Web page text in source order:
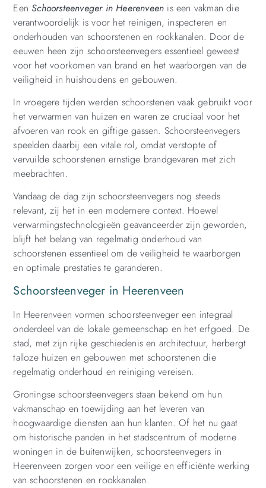
EenSchoorsteenveger in Heerenveen is een vakman die
verantwoordelijk is voor het reinigen, inspecteren en
onderhouden van schoorstenen en rookkanalen. Door de
eeuwen heen zijn schoorsteenvegers essentieel geweest
voor het voorkomen van brand en het waarborgen van de
veiligheid in huishoudens en gebouwen.
In vroegere tijden werden schoorstenen vaak gebruikt voor
het verwarmen van huizen en waren ze cruciaal voor het
afvoeren van rook en giftige gassen. Schoorsteenvegers
speelden daarbij een vitale rol, omdat verstopte of
vervuilde schoorstenen ernstige brandgevaren met zich
meebrachten.
Vandaag de dag zijn schoorsteenvegers nog steeds
relevant, zij het in een modernere context. Hoewel
verwarmingstechnologieën geavanceerder zijn geworden,
blijft het belang van regelmatig onderhoud van
schoorstenen essentieel om de veiligheid te waarborgen
en optimale prestaties te garanderen.
Schoorsteenveger in Heerenveen
In Heerenveen vormen schoorsteenveger een integraal
onderdeel van de lokale gemeenschap en het erfgoed. De
stad, met zijn rijke geschiedenis en architectuur, herbergt
talloze huizen en gebouwen met schoorstenen die
regelmatig onderhoud en reiniging vereisen.
Groningse schoorsteenvegers staan bekend om hun
vakmanschap en toewijding aan het leveren van
hoogwaardige diensten aan hun klanten. Of het nu gaat
om historische panden in het stadscentrum of moderne
woningen in de buitenwijken, schoorsteenvegers in
Heerenveen zorgen voor een veilige en efficiënte werking
van schoorstenen en rookkanalen.